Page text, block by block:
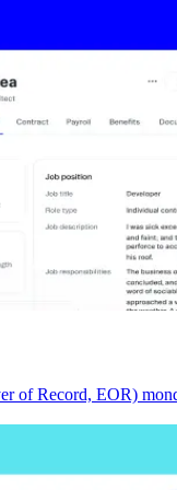
of Record, EOR)